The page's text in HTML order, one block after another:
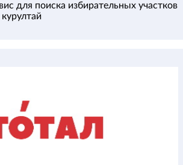
для поиска избирательных участков